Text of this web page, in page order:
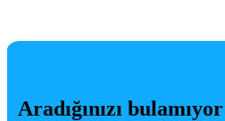
Aradığınızı